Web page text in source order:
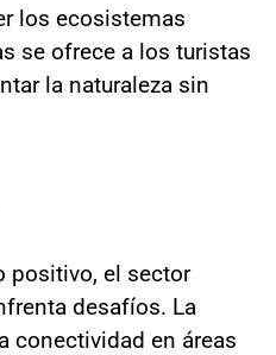
los ecosistemas
se ofrece a los turistas
la naturaleza sin
positivo, el sector
desafíos. La
conectividad en áreas